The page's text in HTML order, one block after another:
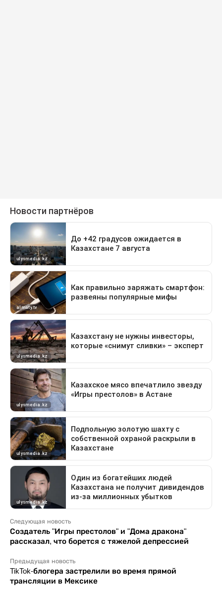
Следующая новость
Создатель "Игры престолов" и "Дома дракона"
рассказал, что борется с тяжелой депрессией
Предыдущая новость
TikTok-блогера застрелили во время прямой
трансляции в Мексике